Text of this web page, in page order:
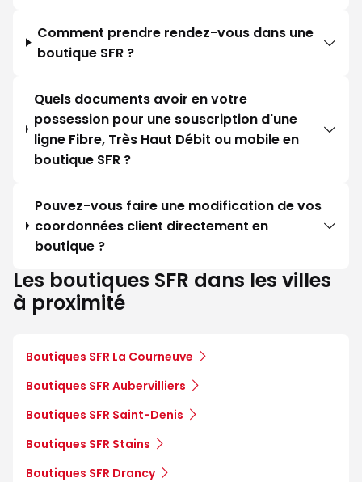
Comment prendre rendez-vous dans une
boutique SFR ?
Quels documents avoir en votre
possession pour une souscription d'une
ligne Fibre, Très Haut Débit ou mobile en
boutique SFR ?
Pouvez-vous faire une modification de vos
coordonnées client directement en
boutique ?
Les boutiques SFR dans les villes
à proximité
Boutiques SFR La Courneuve
Boutiques SFR Aubervilliers
Boutiques SFR Saint-Denis
Boutiques SFR Stains
Boutiques SFR Drancy